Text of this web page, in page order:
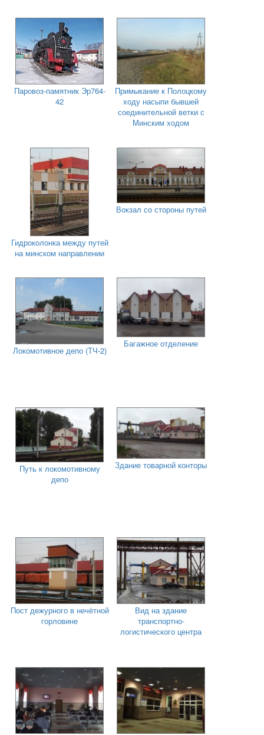
Паровоз-памятник Эр764-
42
Примыкание к Полоцкому
ходу насыпи бывшей
соединительной ветки с
Минским ходом
Гидроколонка между путей
на минском направлении
Вокзал со стороны путей
Локомотивное депо (ТЧ-2)
Багажное отделение
Путь к локомотивному
депо
Здание товарной конторы
Пост дежурного в нечётной
горловине
Вид на здание
транспортно-
логистического центра